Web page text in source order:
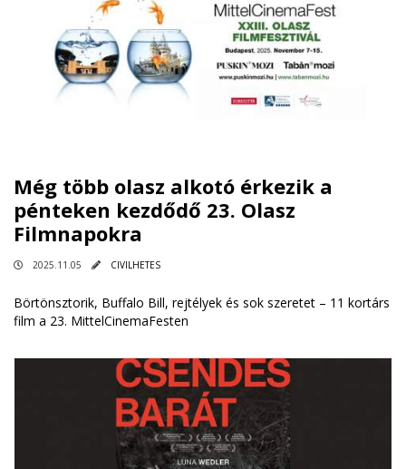
Még több olasz alkotó érkezik a
pénteken kezdődő 23. Olasz
Filmnapokra
2025.11.05 CIVILHETES
Börtönsztorik, Buffalo Bill, rejtélyek és sok szeretet – 11 kortárs
film a 23. MittelCinemaFesten